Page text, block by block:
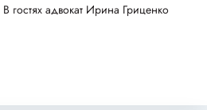
В гостях адвокат Ирина Гриценко